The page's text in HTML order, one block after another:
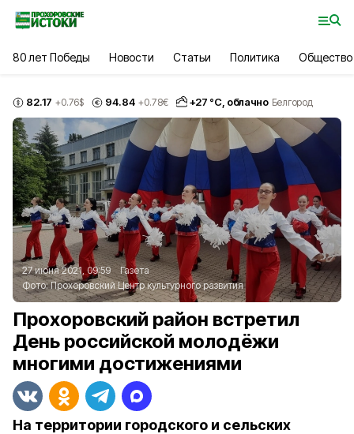
80 лет Победы Новости Статьи Политика Общество
82.17 +0.76$ 94.84 +0.78€ +27 °С, облачно Белгород
27 июня 2021, 09:59
Газета
Фото:Прохоровский Центр культурного развития
Прохоровский район встретил
День российской молодёжи
многими достижениями
На территории городского и сельских